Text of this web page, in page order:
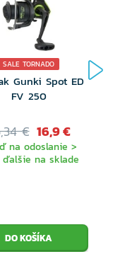
SALE TORNADO
Gunki Spot ED
FV 250
€ 16,9 €
na odoslanie >
ďalšie na sklade